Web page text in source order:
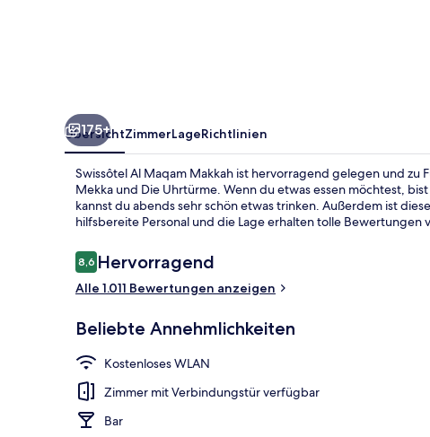
175+
ÜbersichtZimmerLageRichtlinien
Swissôtel Al Maqam Makkah ist hervorragend gelegen und
Mekka und Die Uhrtürme. Wenn du etwas essen möchtest,
kannst du abends sehr schön etwas trinken. Außerdem ist
hilfsbereite Personal und die Lage erhalten tolle Bewertungen
Bewertungen
8,68,6 von 10.
Hervorragend
Alle 1.011 Bewertungen anzeigen
Beliebte Annehmlichkeiten
Kostenloses WLAN
Zimmer mit Verbindungstür verfügbar
Bar